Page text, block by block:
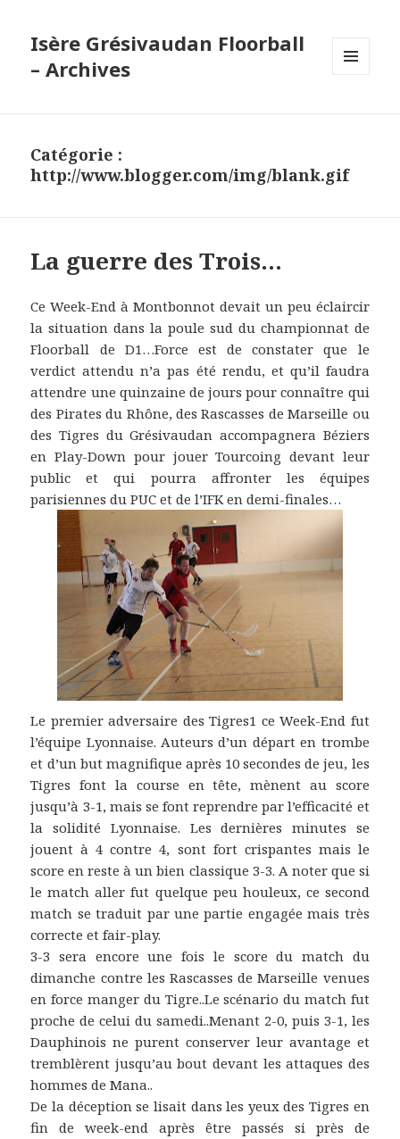
Isère Grésivaudan Floorball
– Archives
Catégorie :
http://www.blogger.com/img/blank.gif
La guerre des Trois…
Ce Week-End à Montbonnot devait un peu éclaircir
la situation dans la poule sud du championnat de
Floorball de D1…Force est de constater que le
verdict attendu n’a pas été rendu, et qu’il faudra
attendre une quinzaine de jours pour connaître qui
des Pirates du Rhône, des Rascasses de Marseille ou
des Tigres du Grésivaudan accompagnera Béziers
en Play-Down pour jouer Tourcoing devant leur
public et qui pourra affronter les équipes
parisiennes du PUC et de l’IFK en demi-finales…
Le premier adversaire des Tigres1 ce Week-End fut
l’équipe Lyonnaise. Auteurs d’un départ en trombe
et d’un but magnifique après 10 secondes de jeu, les
Tigres font la course en tête, mènent au score
jusqu’à 3-1, mais se font reprendre par l’efficacité et
la solidité Lyonnaise. Les dernières minutes se
jouent à 4 contre 4, sont fort crispantes mais le
score en reste à un bien classique 3-3. A noter que si
le match aller fut quelque peu houleux, ce second
match se traduit par une partie engagée mais très
correcte et fair-play.
3-3 sera encore une fois le score du match du
dimanche contre les Rascasses de Marseille venues
en force manger du Tigre..Le scénario du match fut
proche de celui du samedi..Menant 2-0, puis 3-1, les
Dauphinois ne purent conserver leur avantage et
tremblèrent jusqu’au bout devant les attaques des
hommes de Mana..
De la déception se lisait dans les yeux des Tigres en
fin de week-end après être passés si près de